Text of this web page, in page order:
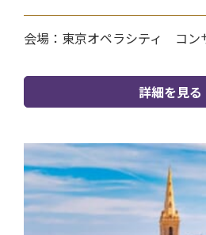
会場：東京オペラシティ コン
詳細を見る